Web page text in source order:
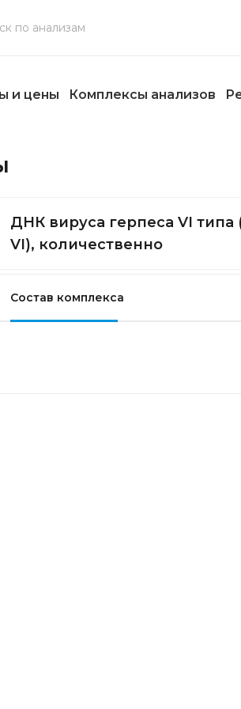
и цены Комплексы анализов
ДНК вируса герпеса VI типа
VI), количественно
Состав комплекса